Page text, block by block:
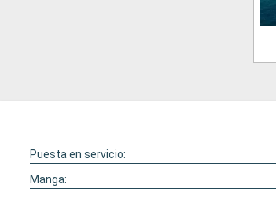
Puesta en servicio:
Manga: